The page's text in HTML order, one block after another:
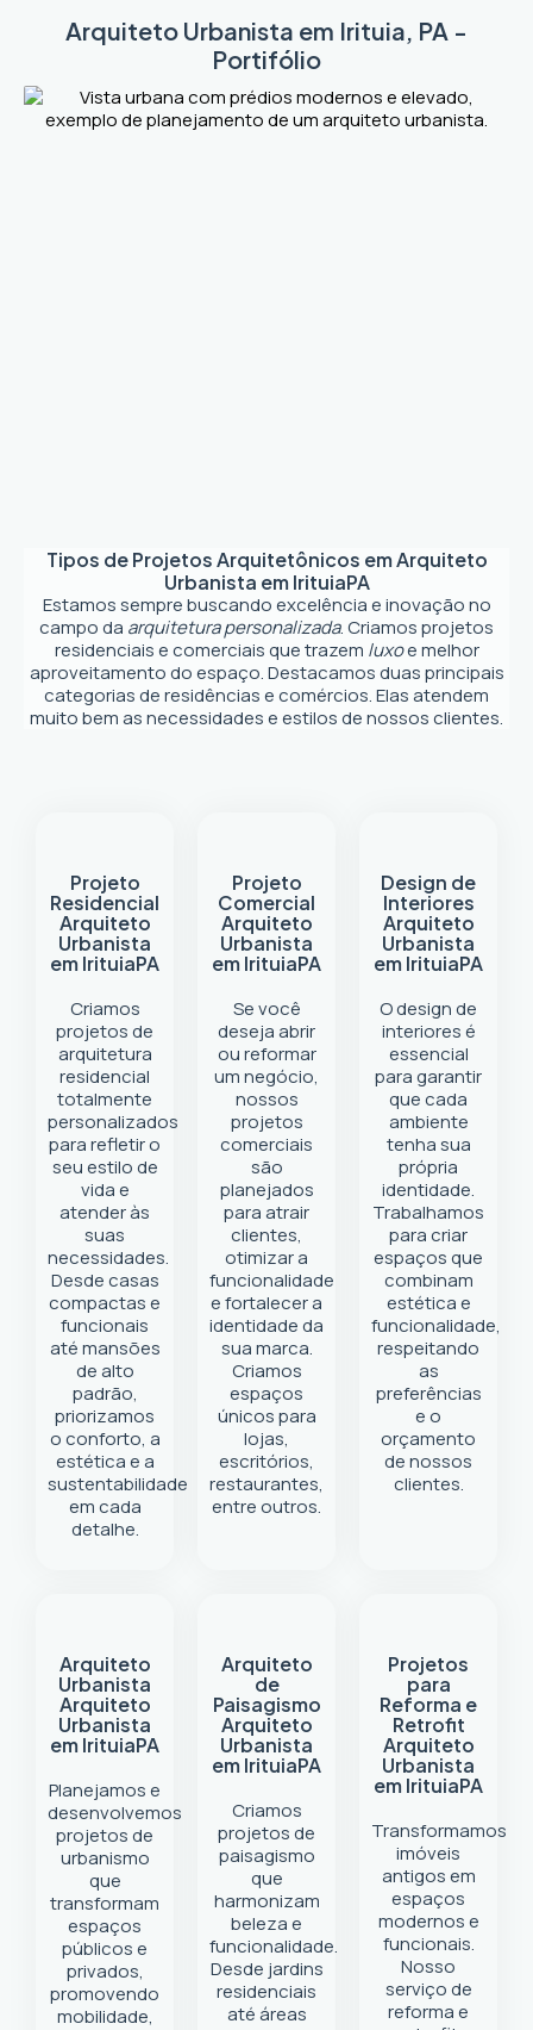
Arquiteto Urbanista em Irituia, PA -
Portifólio
Tipos de Projetos Arquitetônicos emArquiteto
Urbanista em IrituiaPA
Estamos sempre buscando excelência e inovação no
campo da arquitetura personalizada. Criamos projetos
residenciais e comerciais que trazem luxoe melhor
aproveitamento do espaço. Destacamos duas principais
categorias de residências e comércios. Elas atendem
muito bem as necessidades e estilos de nossos clientes.
Projeto
Residencial
Arquiteto
Urbanista
em IrituiaPA
Criamos
projetos de
arquitetura
residencial
totalmente
personalizados
para refletir o
seu estilo de
vida e
atender às
suas
necessidades.
Desde casas
compactas e
funcionais
até mansões
de alto
padrão,
priorizamos
o conforto, a
estética e a
sustentabilidade
em cada
detalhe.
Projeto
Comercial
Arquiteto
Urbanista
em IrituiaPA
Se você
deseja abrir
ou reformar
um negócio,
nossos
projetos
comerciais
são
planejados
para atrair
clientes,
otimizar a
funcionalidade
e fortalecer a
identidade da
sua marca.
Criamos
espaços
únicos para
lojas,
escritórios,
restaurantes,
entre outros.
Design de
Interiores
Arquiteto
Urbanista
em IrituiaPA
O design de
interiores é
essencial
para garantir
que cada
ambiente
tenha sua
própria
identidade.
Trabalhamos
para criar
espaços que
combinam
estética e
funcionalidade,
respeitando
as
preferências
e o
orçamento
de nossos
clientes.
Arquiteto
Urbanista
Arquiteto
Urbanista
em IrituiaPA
Planejamos e
desenvolvemos
projetos de
urbanismo
que
transformam
espaços
públicos e
privados,
promovendo
mobilidade,
Arquiteto
de
Paisagismo
Arquiteto
Urbanista
em IrituiaPA
Criamos
projetos de
paisagismo
que
harmonizam
beleza e
funcionalidade.
Desde jardins
residenciais
até áreas
Projetos
para
Reforma e
Retrofit
Arquiteto
Urbanista
em IrituiaPA
Transformamos
imóveis
antigos em
espaços
modernos e
funcionais.
Nosso
serviço de
reforma e